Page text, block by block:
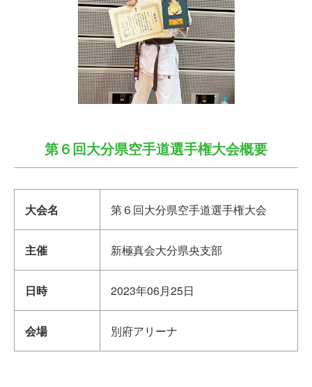
第６回大分県空手道選手権大会概要
大会名 第６回大分県空手道選手権大会
主催 新極真会大分県央支部
日時 2023年06月25日
会場 別府アリーナ